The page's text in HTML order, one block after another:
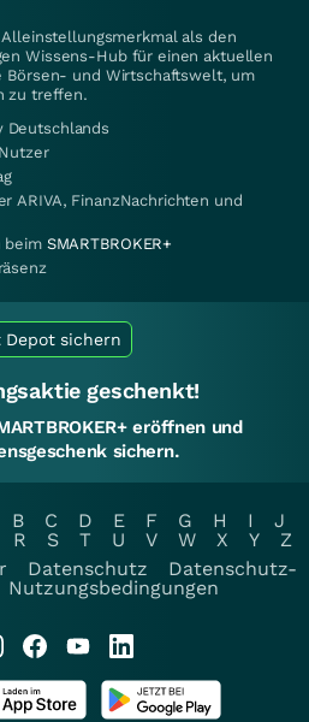
als den
Wissens-Hub für einen aktuellen
Börsen- und Wirtschaftswelt, um
zu treffen.
Deutschlands
ARIVA, FinanzNachrichten und
beim SMARTBROKER+
Depot sichern
geschenkt!
eröffnen und
sichern.
B C D E F G H I
J
R S T U V W X Y
Z
Datenschutz
Datenschutz-
Nutzungsbedingungen